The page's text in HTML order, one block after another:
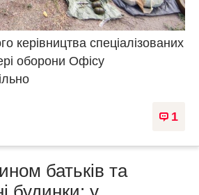
керівництва спеціалізованих
оборони Офісу
1
батьків та